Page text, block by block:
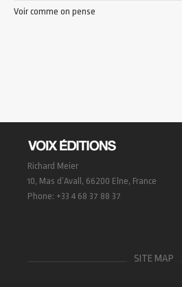
Voir comme on pense
Richard Meier
10, Mas d’Avall, 66200 Elne, France
Phone: +33 4 68 37 88 37
SITE MAP